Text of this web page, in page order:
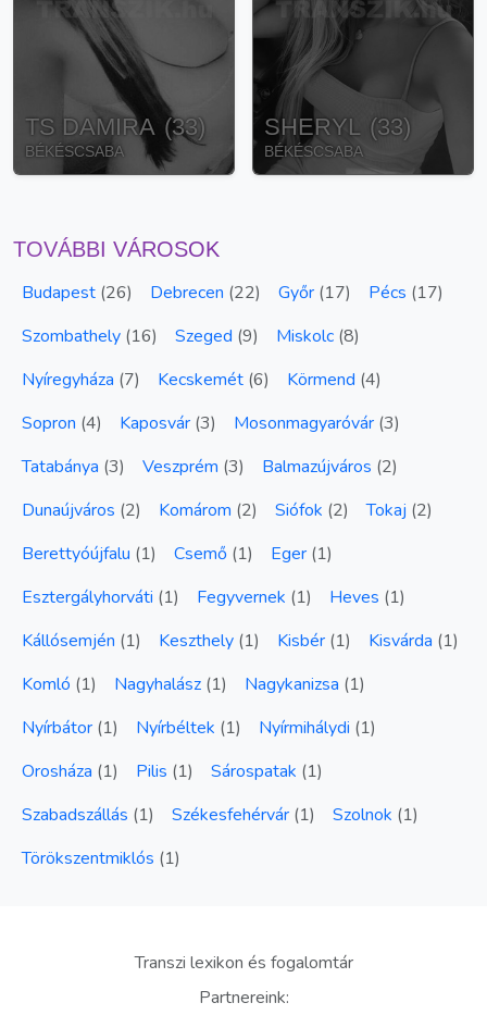
TS DAMIRA (33)
BÉKÉSCSABA
SHERYL (33)
BÉKÉSCSABA
TOVÁBBI VÁROSOK
Budapest (26) Debrecen (22) Győr (17) Pécs (17)
Szombathely (16) Szeged (9) Miskolc (8)
Nyíregyháza (7) Kecskemét (6) Körmend (4)
Sopron (4) Kaposvár (3) Mosonmagyaróvár (3)
Tatabánya (3) Veszprém (3) Balmazújváros (2)
Dunaújváros (2) Komárom (2) Siófok (2) Tokaj (2)
Berettyóújfalu (1) Csemő (1) Eger (1)
Esztergályhorváti (1) Fegyvernek (1) Heves (1)
Kállósemjén (1) Keszthely (1) Kisbér (1) Kisvárda (1)
Komló (1) Nagyhalász (1) Nagykanizsa (1)
Nyírbátor (1) Nyírbéltek (1) Nyírmihálydi (1)
Orosháza (1) Pilis (1) Sárospatak (1)
Szabadszállás (1) Székesfehérvár (1) Szolnok (1)
Törökszentmiklós (1)
Transzi lexikon és fogalomtár
Partnereink: